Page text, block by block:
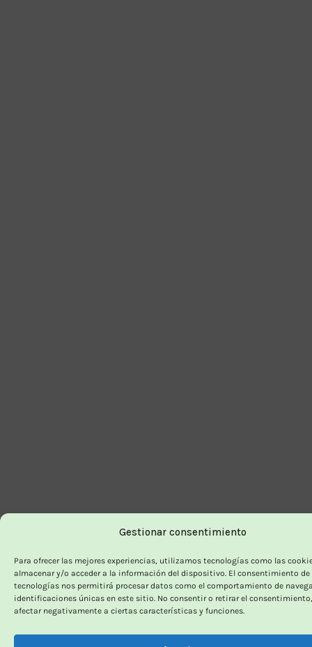
Gestionar consentimiento
Para ofrecer las mejores experiencias, utilizamos tecnologías como las
almacenar y/o acceder a la información del dispositivo. El consentimiento de
tecnologías nos permitirá procesar datos como el comportamiento de
identificaciones únicas en este sitio. No consentir o retirar el
afectar negativamente a ciertas características y funciones.